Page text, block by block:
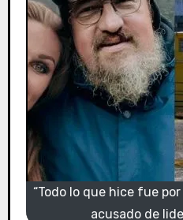
“Todo lo que hice fue
acusado de